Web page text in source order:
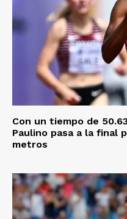
Con un tiempo de
Paulino pasa a la final
metros